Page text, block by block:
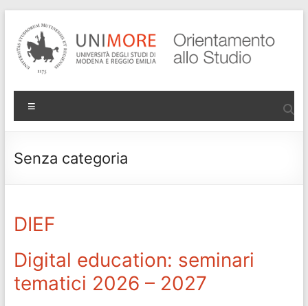
contenuto
Progetto
Orientamento
di Ateneo
Senza categoria
DIEF
Digital education: seminari
tematici 2026 – 2027